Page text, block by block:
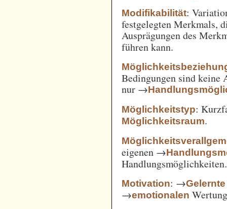
Modifikabilität:
festgelegten Merkmals,
Ausprägungen des
führen kann.
Bedingungen sind keine
nur →
Möglichkeitstyp:
Möglichkeitsraum.
eigenen →
Handlungsmöglichkeiten.
Motivation: →Gelernte
→emotionalen